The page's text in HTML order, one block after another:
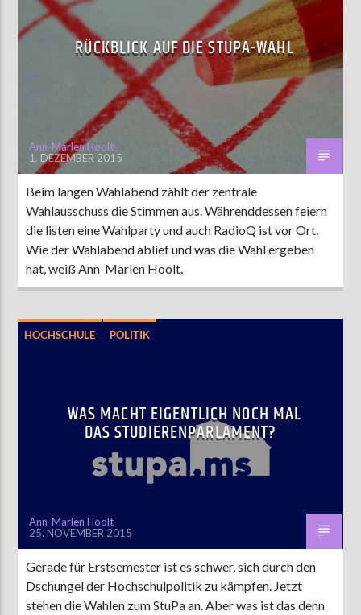
AKTUELLE SENDUNG
LIVE VON DER AUSZÄHLUNG
09:00 12:00
ZU HÖREN INMünster90,9 MHzSteinfurt103,9 MHz
RÜCKBLICK AUF DIE STUPA-WAHL
Ann-Marlen Hoolt
1. DEZEMBER 2015
Beim langen Wahlabend zählt der zentrale
Wahlausschuss die Stimmen aus. Währenddessen feiern
die listen eine Wahlparty und auch RadioQ ist vor Ort.
Wie der Wahlabend ablief und was die Wahl ergeben
hat, weiß Ann-Marlen Hoolt.
HOCHSCHULE POLITIK
WAS MACHT EIGENTLICH NOCH MAL
DAS STUDIERENPARLAMENT?
Ann-Marlen Hoolt
25. NOVEMBER 2015
Gerade für Erstsemester ist es schwer, sich durch den
Dschungel der Hochschulpolitik zu kämpfen. Jetzt
stehen die Wahlen zum StuPa an. Aber was ist das denn